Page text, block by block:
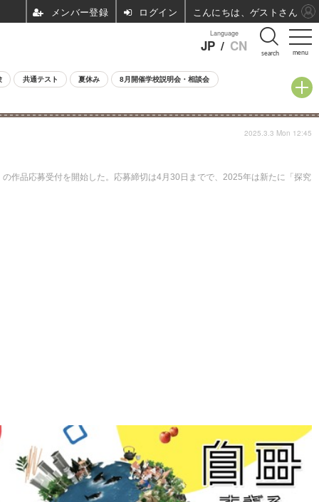
menu
Language
JP / CN search
共通テスト 夏休み 8月開催学校説明会・相談会
作品応募受付を開始した。応募締切は4月30日までで、2025年は新たに「探究
2025.3.3 Mon 12:45
ログイン こんにちは、ゲストさん